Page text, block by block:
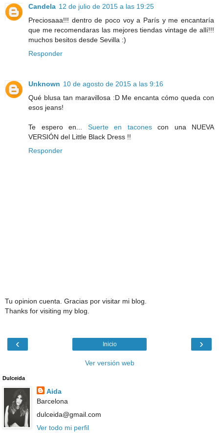
Candela 12 de julio de 2015 a las 19:25
Preciosaaa!!! dentro de poco voy a París y me encantaría
que me recomendaras las mejores tiendas vintage de allí!!!
muchos besitos desde Sevilla :)
Responder
Unknown 10 de agosto de 2015 a las 9:16
Qué blusa tan maravillosa :D Me encanta cómo queda con
esos jeans!
Te espero en... Suerte en tacones con una NUEVA
VERSIÓN del Little Black Dress !!
Responder
Tu opinion cuenta. Gracias por visitar mi blog.
Thanks for visiting my blog.
‹ ›
Inicio
Ver versión web
Dulceida
Aida
Barcelona
dulceida@gmail.com
Ver todo mi perfil